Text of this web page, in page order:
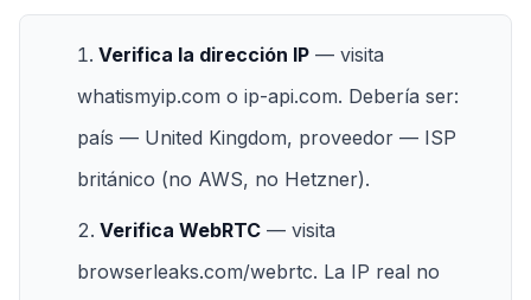
Verifica la dirección IP — visita
whatismyip.com o ip-api.com. Debería ser:
país — United Kingdom, proveedor — ISP
británico (no AWS, no Hetzner).
Verifica WebRTC — visita
browserleaks.com/webrtc. La IP real no